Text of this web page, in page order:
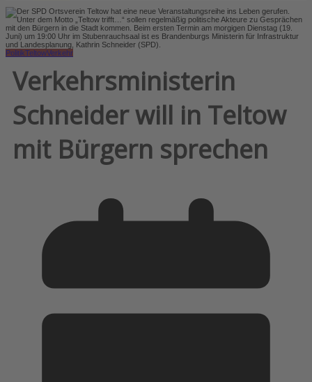
PolitikTeltowVerkehr
Verkehrsministerin
Schneider will in Teltow
mit Bürgern sprechen